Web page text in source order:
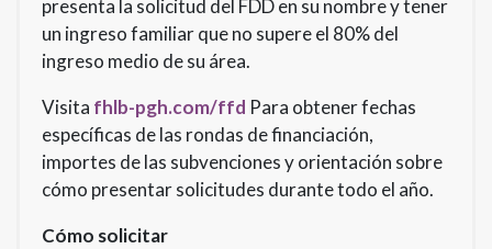
presenta la solicitud del FDD en su nombre y tener
un ingreso familiar que no supere el 80% del
ingreso medio de su área.
Visita fhlb-pgh.com/ffd Para obtener fechas
específicas de las rondas de financiación,
importes de las subvenciones y orientación sobre
cómo presentar solicitudes durante todo el año.
Cómo solicitar